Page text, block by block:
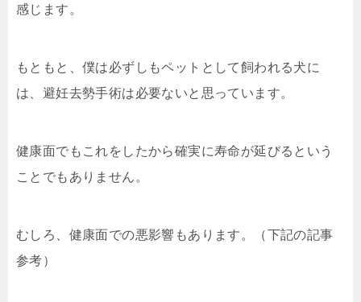
感じます。
もともと、僕は必ずしもペットとして飼われる犬に
は、避妊去勢手術は必要ないと思っています。
健康面でもこれをしたから確実に寿命が延びるという
ことでもありません。
むしろ、健康面での悪影響もあります。（下記の記事
参考）